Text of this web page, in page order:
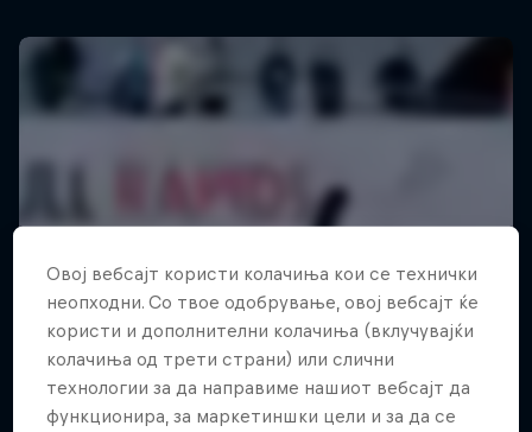
Овој вебсајт користи колачиња кои се технички
неопходни. Со твое одобрување, овој вебсајт ќе
користи и дополнителни колачиња (вклучувајќи
колачиња од трети страни) или слични
технологии за да направиме нашиот вебсајт да
функционира, за маркетиншки цели и за да се